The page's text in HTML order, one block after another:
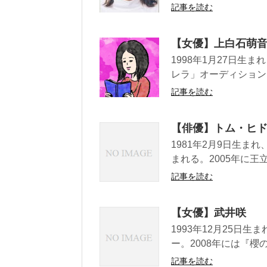
記事を読む
【女優】上白石萌音
1998年1月27日生ま
レラ」オーディショ
記事を読む
【俳優】トム・ヒ
1981年2月9日生まれ
まれる。2005年に王
記事を読む
【女優】武井咲
1993年12月25日生ま
ー。2008年には『櫻
記事を読む